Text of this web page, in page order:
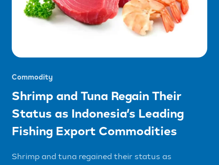
Commodity
Shrimp and Tuna Regain Their
Status as Indonesia’s Leading
Fishing Export Commodities
Shrimp and tuna regained their status as